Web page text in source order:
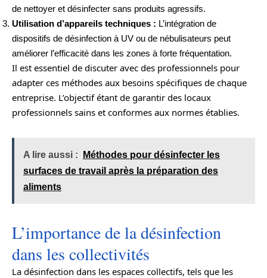
de nettoyer et désinfecter sans produits agressifs.
Utilisation d’appareils techniques : L’intégration de
dispositifs de désinfection à UV ou de nébulisateurs peut
améliorer l’efficacité dans les zones à forte fréquentation.
Il est essentiel de discuter avec des professionnels pour
adapter ces méthodes aux besoins spécifiques de chaque
entreprise. L’objectif étant de garantir des locaux
professionnels sains et conformes aux normes établies.
A lire aussi :
Méthodes pour désinfecter les
surfaces de travail après la préparation des
aliments
L’importance de la désinfection
dans les collectivités
La désinfection dans les espaces collectifs, tels que les